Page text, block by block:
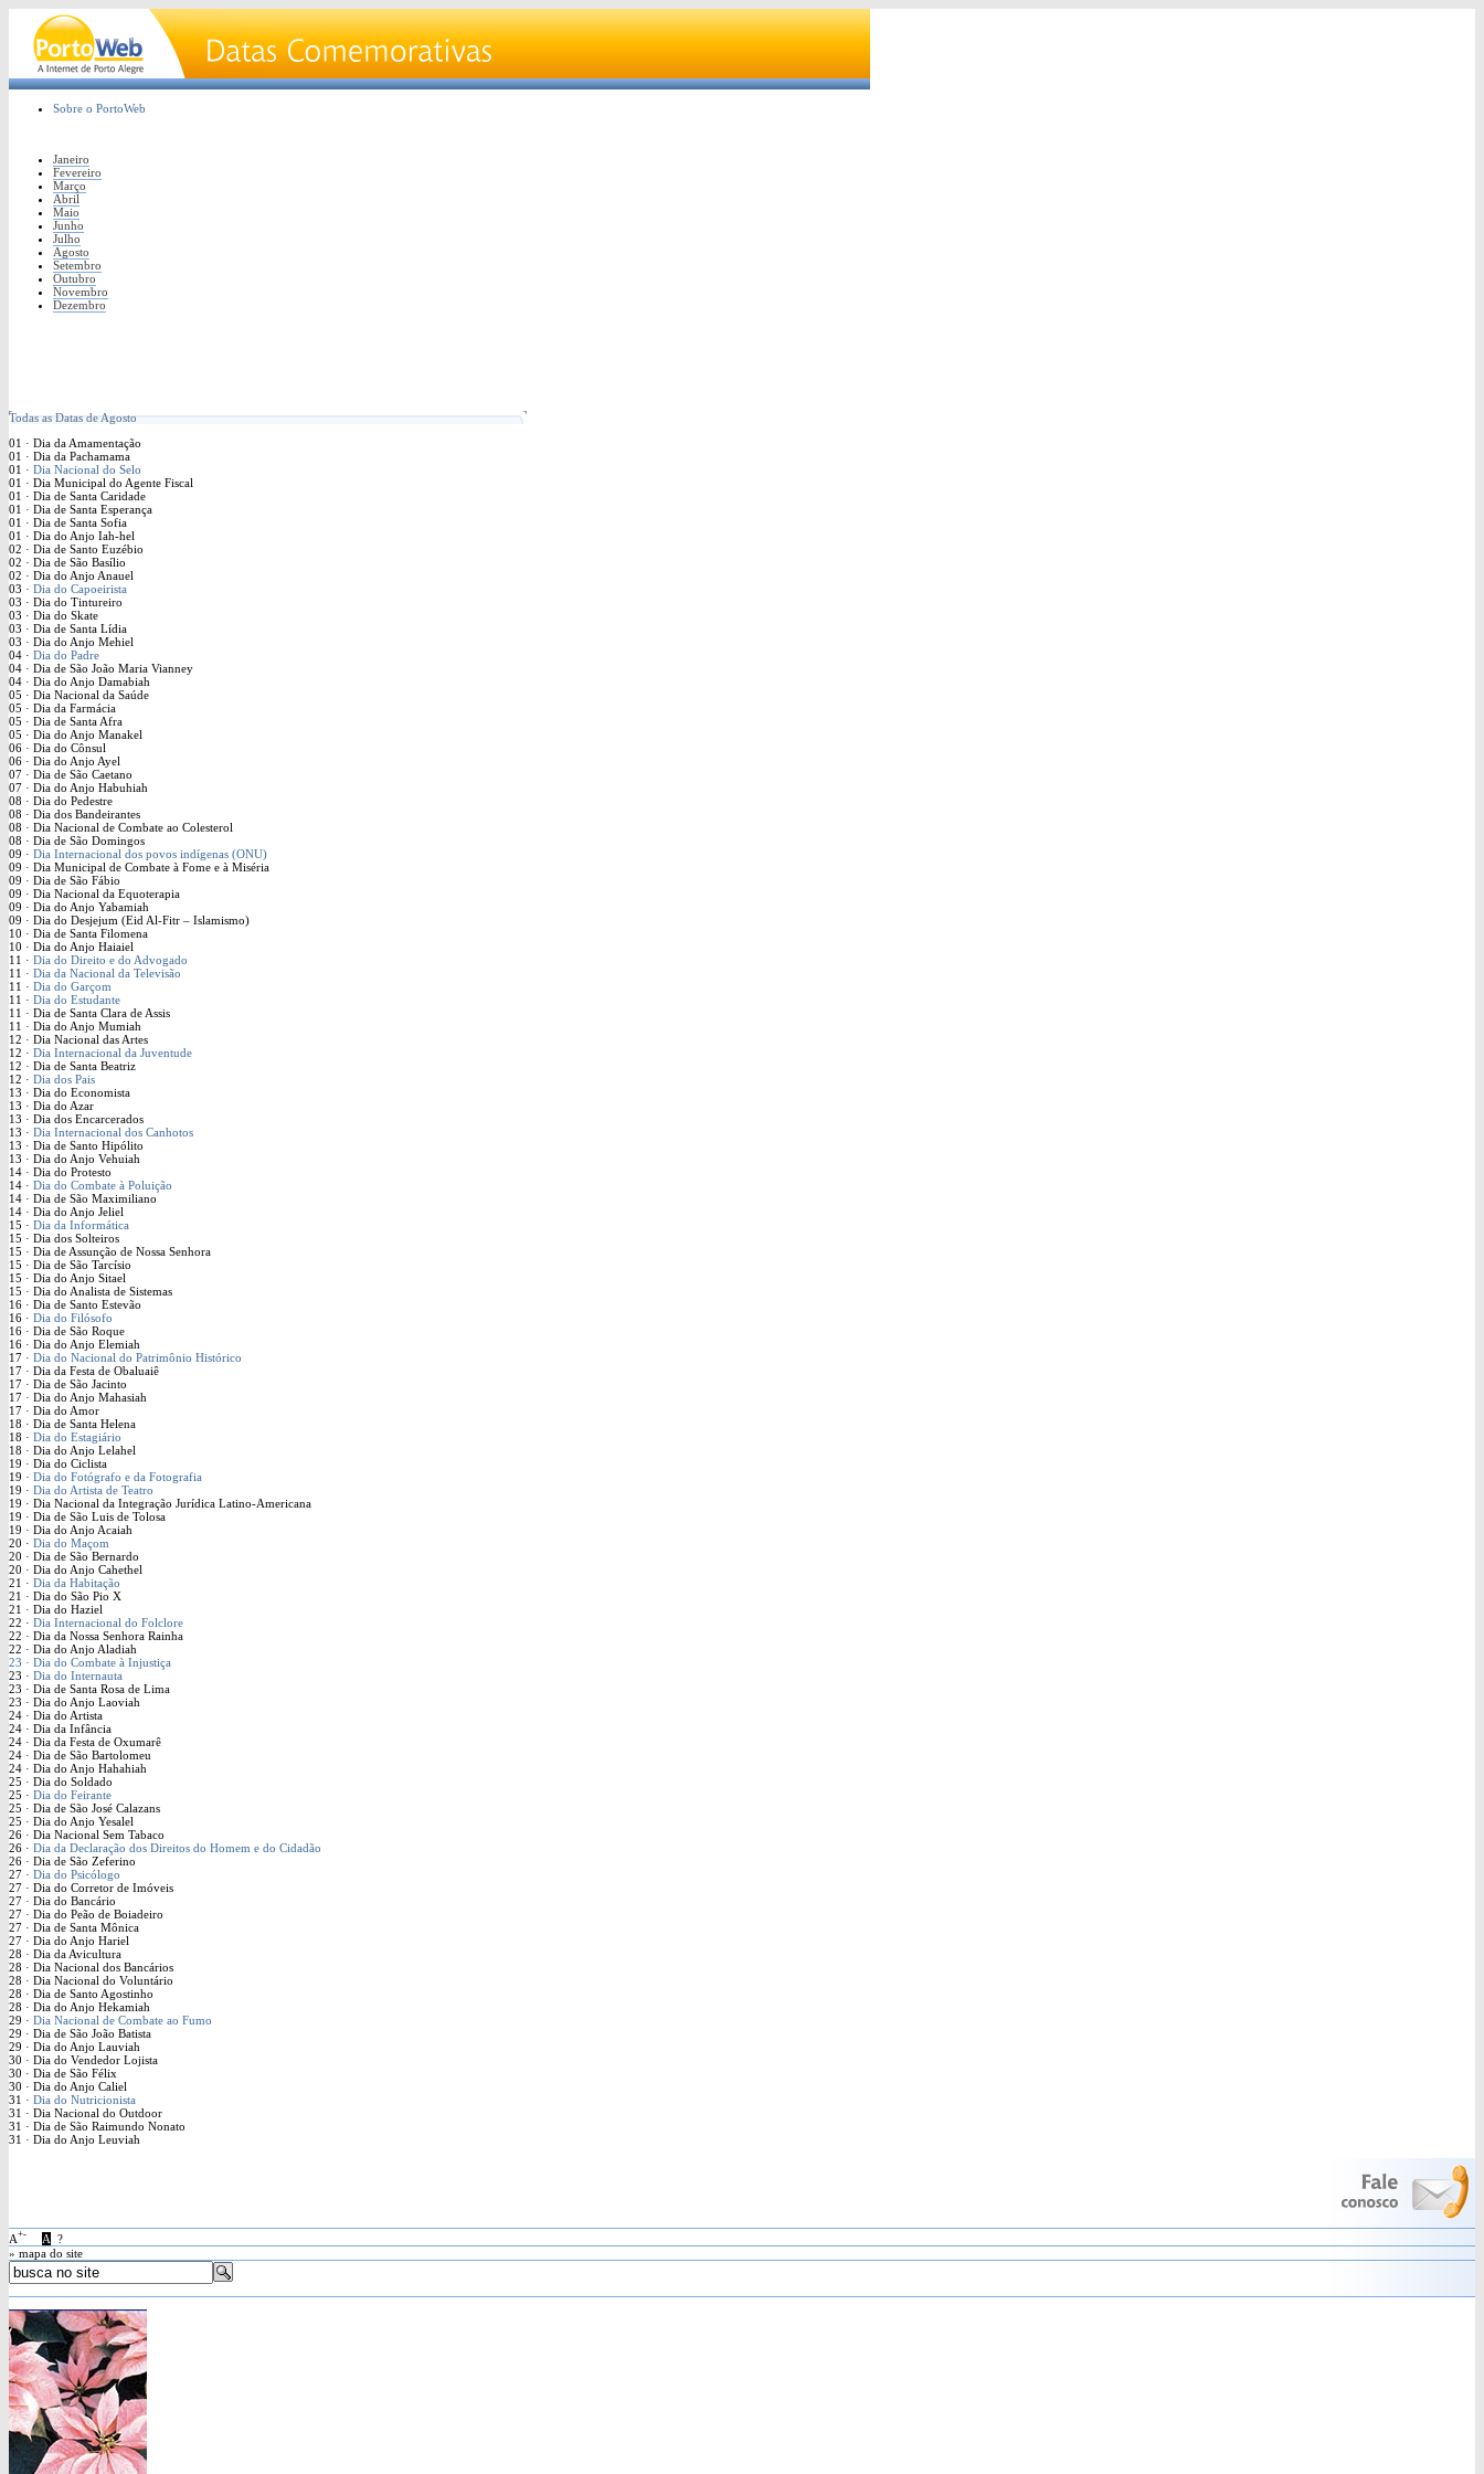
Sobre o PortoWeb
Janeiro
Fevereiro
Março
Abril
Maio
Junho
Julho
Agosto
Setembro
Outubro
Novembro
Dezembro
Todas as Datas de Agosto
01 · Dia da Amamentação
01 · Dia da Pachamama
01 · Dia Nacional do Selo
01 · Dia Municipal do Agente Fiscal
01 · Dia de Santa Caridade
01 · Dia de Santa Esperança
01 · Dia de Santa Sofia
01 · Dia do Anjo Iah-hel
02 · Dia de Santo Euzébio
02 · Dia de São Basílio
02 · Dia do Anjo Anauel
03 · Dia do Capoeirista
03 · Dia do Tintureiro
03 · Dia do Skate
03 · Dia de Santa Lídia
03 · Dia do Anjo Mehiel
04 · Dia do Padre
04 · Dia de São João Maria Vianney
04 · Dia do Anjo Damabiah
05 · Dia Nacional da Saúde
05 · Dia da Farmácia
05 · Dia de Santa Afra
05 · Dia do Anjo Manakel
06 · Dia do Cônsul
06 · Dia do Anjo Ayel
07 · Dia de São Caetano
07 · Dia do Anjo Habuhiah
08 · Dia do Pedestre
08 · Dia dos Bandeirantes
08 · Dia Nacional de Combate ao Colesterol
08 · Dia de São Domingos
09 · Dia Internacional dos povos indígenas (ONU)
09 · Dia Municipal de Combate à Fome e à Miséria
09 · Dia de São Fábio
09 · Dia Nacional da Equoterapia
09 · Dia do Anjo Yabamiah
09 · Dia do Desjejum (Eid Al-Fitr – Islamismo)
10 · Dia de Santa Filomena
10 · Dia do Anjo Haiaiel
11 · Dia do Direito e do Advogado
11 · Dia da Nacional da Televisão
11 · Dia do Garçom
11 · Dia do Estudante
11 · Dia de Santa Clara de Assis
11 · Dia do Anjo Mumiah
12 · Dia Nacional das Artes
12 · Dia Internacional da Juventude
12 · Dia de Santa Beatriz
12 · Dia dos Pais
13 · Dia do Economista
13 · Dia do Azar
13 · Dia dos Encarcerados
13 · Dia Internacional dos Canhotos
13 · Dia de Santo Hipólito
13 · Dia do Anjo Vehuiah
14 · Dia do Protesto
14 · Dia do Combate à Poluição
14 · Dia de São Maximiliano
14 · Dia do Anjo Jeliel
15 · Dia da Informática
15 · Dia dos Solteiros
15 · Dia de Assunção de Nossa Senhora
15 · Dia de São Tarcísio
15 · Dia do Anjo Sitael
15 · Dia do Analista de Sistemas
16 · Dia de Santo Estevão
16 · Dia do Filósofo
16 · Dia de São Roque
16 · Dia do Anjo Elemiah
17 · Dia do Nacional do Patrimônio Histórico
17 · Dia da Festa de Obaluaiê
17 · Dia de São Jacinto
17 · Dia do Anjo Mahasiah
17 · Dia do Amor
18 · Dia de Santa Helena
18 · Dia do Estagiário
18 · Dia do Anjo Lelahel
19 · Dia do Ciclista
19 · Dia do Fotógrafo e da Fotografia
19 · Dia do Artista de Teatro
19 · Dia Nacional da Integração Jurídica Latino-Americana
19 · Dia de São Luis de Tolosa
19 · Dia do Anjo Acaiah
20 · Dia do Maçom
20 · Dia de São Bernardo
20 · Dia do Anjo Cahethel
21 · Dia da Habitação
21 · Dia do São Pio X
21 · Dia do Haziel
22 · Dia Internacional do Folclore
22 · Dia da Nossa Senhora Rainha
22 · Dia do Anjo Aladiah
23 · Dia do Combate à Injustiça
23 · Dia do Internauta
23 · Dia de Santa Rosa de Lima
23 · Dia do Anjo Laoviah
24 · Dia do Artista
24 · Dia da Infância
24 · Dia da Festa de Oxumarê
24 · Dia de São Bartolomeu
24 · Dia do Anjo Hahahiah
25 · Dia do Soldado
25 · Dia do Feirante
25 · Dia de São José Calazans
25 · Dia do Anjo Yesalel
26 · Dia Nacional Sem Tabaco
26 · Dia da Declaração dos Direitos do Homem e do Cidadão
26 · Dia de São Zeferino
27 · Dia do Psicólogo
27 · Dia do Corretor de Imóveis
27 · Dia do Bancário
27 · Dia do Peão de Boiadeiro
27 · Dia de Santa Mônica
27 · Dia do Anjo Hariel
28 · Dia da Avicultura
28 · Dia Nacional dos Bancários
28 · Dia Nacional do Voluntário
28 · Dia de Santo Agostinho
28 · Dia do Anjo Hekamiah
29 · Dia Nacional de Combate ao Fumo
29 · Dia de São João Batista
29 · Dia do Anjo Lauviah
30 · Dia do Vendedor Lojista
30 · Dia de São Félix
30 · Dia do Anjo Caliel
31 · Dia do Nutricionista
31 · Dia Nacional do Outdoor
31 · Dia de São Raimundo Nonato
31 · Dia do Anjo Leuviah
A+- A ?
» mapa do site